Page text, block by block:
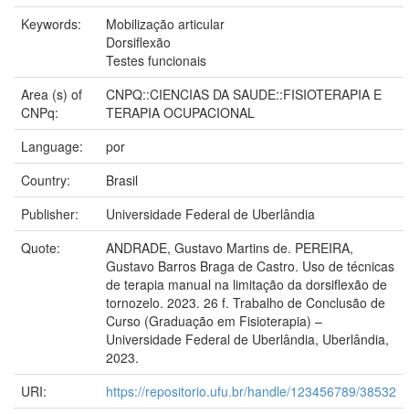
Keywords:
Mobilização articular
Dorsiflexão
Testes funcionais
Area (s) of
CNPq:
CNPQ::CIENCIAS DA SAUDE::FISIOTERAPIA E
TERAPIA OCUPACIONAL
Language:
por
Country:
Brasil
Publisher:
Universidade Federal de Uberlândia
Quote:
ANDRADE, Gustavo Martins de. PEREIRA,
Gustavo Barros Braga de Castro. Uso de técnicas
de terapia manual na limitação da dorsiflexão de
tornozelo. 2023. 26 f. Trabalho de Conclusão de
Curso (Graduação em Fisioterapia) –
Universidade Federal de Uberlândia, Uberlândia,
2023.
URI:
https://repositorio.ufu.br/handle/123456789/38532